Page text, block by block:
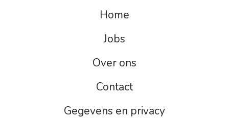
Home
Jobs
Over ons
Contact
Gegevens en privacy